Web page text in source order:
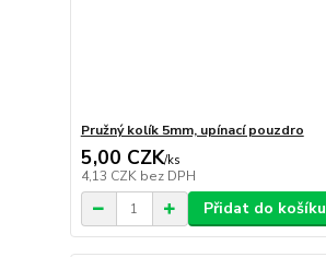
Pružný kolík 5mm, upínací pouzdro
5,00 CZK/ks
4,13 CZK bez DPH
Přidat do košíku